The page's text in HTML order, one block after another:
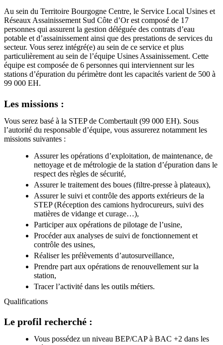
Au sein du Territoire Bourgogne Centre, le Service Local Usines et
Réseaux Assainissement Sud Côte d’Or est composé de 17
personnes qui assurent la gestion déléguée des contrats d’eau
potable et d’assainissement ainsi que des prestations de services du
secteur. Vous serez intégré(e) au sein de ce service et plus
particulièrement au sein de l’équipe Usines Assainissement. Cette
équipe est composée de 6 personnes qui interviennent sur les
stations d’épuration du périmètre dont les capacités varient de 500 à
99 000 EH.
Les missions :
Vous serez basé à la STEP de Combertault (99 000 EH). Sous
l’autorité du responsable d’équipe, vous assurerez notamment les
missions suivantes :
Assurer les opérations d’exploitation, de maintenance, de
nettoyage et de métrologie de la station d’épuration dans le
respect des règles de sécurité,
Assurer le traitement des boues (filtre-presse à plateaux),
Assurer le suivi et contrôle des apports extérieurs de la
STEP (Réception des camions hydrocureurs, suivi des
matières de vidange et curage…),
Participer aux opérations de pilotage de l’usine,
Procéder aux analyses de suivi de fonctionnement et
contrôle des usines,
Réaliser les prélèvements d’autosurveillance,
Prendre part aux opérations de renouvellement sur la
station,
Tracer l’activité dans les outils métiers.
Qualifications
Le profil recherché :
Vous possédez un niveau BEP/CAP à BAC +2 dans les